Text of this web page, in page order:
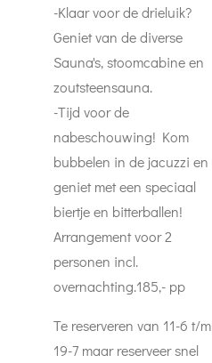
-Klaar voor de drieluik?
Geniet van de diverse
Sauna's, stoomcabine en
zoutsteensauna.
-Tijd voor de
nabeschouwing! Kom
bubbelen in de jacuzzi en
geniet met een speciaal
biertje en bitterballen!
Arrangement voor 2
personen incl.
overnachting.185,- pp
Te reserveren van 11-6 t/m
19-7 maar reserveer snel